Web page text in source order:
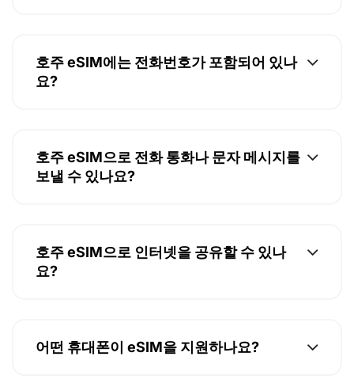
호주 eSIM에는 전화번호가 포함되어 있나
요?
호주 eSIM으로 전화 통화나 문자 메시지를
보낼 수 있나요?
호주 eSIM으로 인터넷을 공유할 수 있나
요?
어떤 휴대폰이 eSIM을 지원하나요?